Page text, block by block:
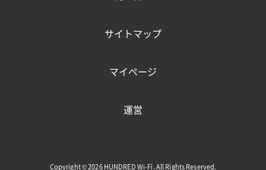
サイトマップ
マイページ
運営
Copyright ©2026HUNDRED Wi-Fi. All Rights Reserved.